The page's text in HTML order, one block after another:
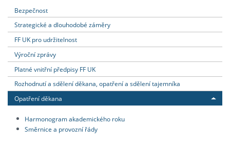
Bezpečnost
Strategické a dlouhodobé záměry
FF UK pro udržitelnost
Výroční zprávy
Platné vnitřní předpisy FF UK
Rozhodnutí a sdělení děkana, opatření a sdělení tajemníka
Opatření děkana
Harmonogram akademického roku
Směrnice a provozní řády